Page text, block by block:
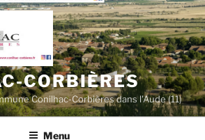
CORBIÈRES
Conilhac-Corbières dans l'Aude (11)
Menu